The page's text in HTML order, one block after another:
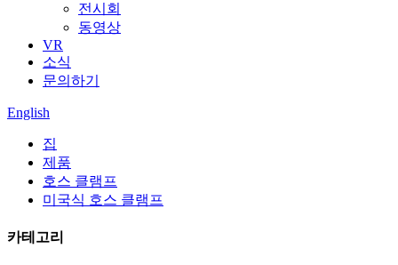
전시회
동영상
VR
소식
문의하기
English
집
제품
호스 클램프
미국식 호스 클램프
카테고리